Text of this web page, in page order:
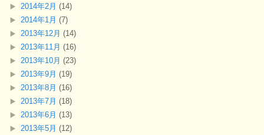
2014年2月 (14)
2014年1月 (7)
2013年12月 (14)
2013年11月 (16)
2013年10月 (23)
2013年9月 (19)
2013年8月 (16)
2013年7月 (18)
2013年6月 (13)
2013年5月 (12)